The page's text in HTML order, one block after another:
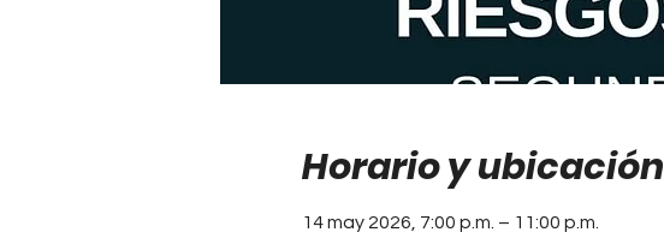
Horario y ubicación
14 may 2026, 7:00 p.m. – 11:00 p.m.